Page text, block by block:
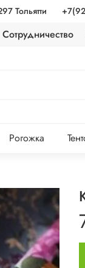
Тольятти
Сотрудничество
Рогожка